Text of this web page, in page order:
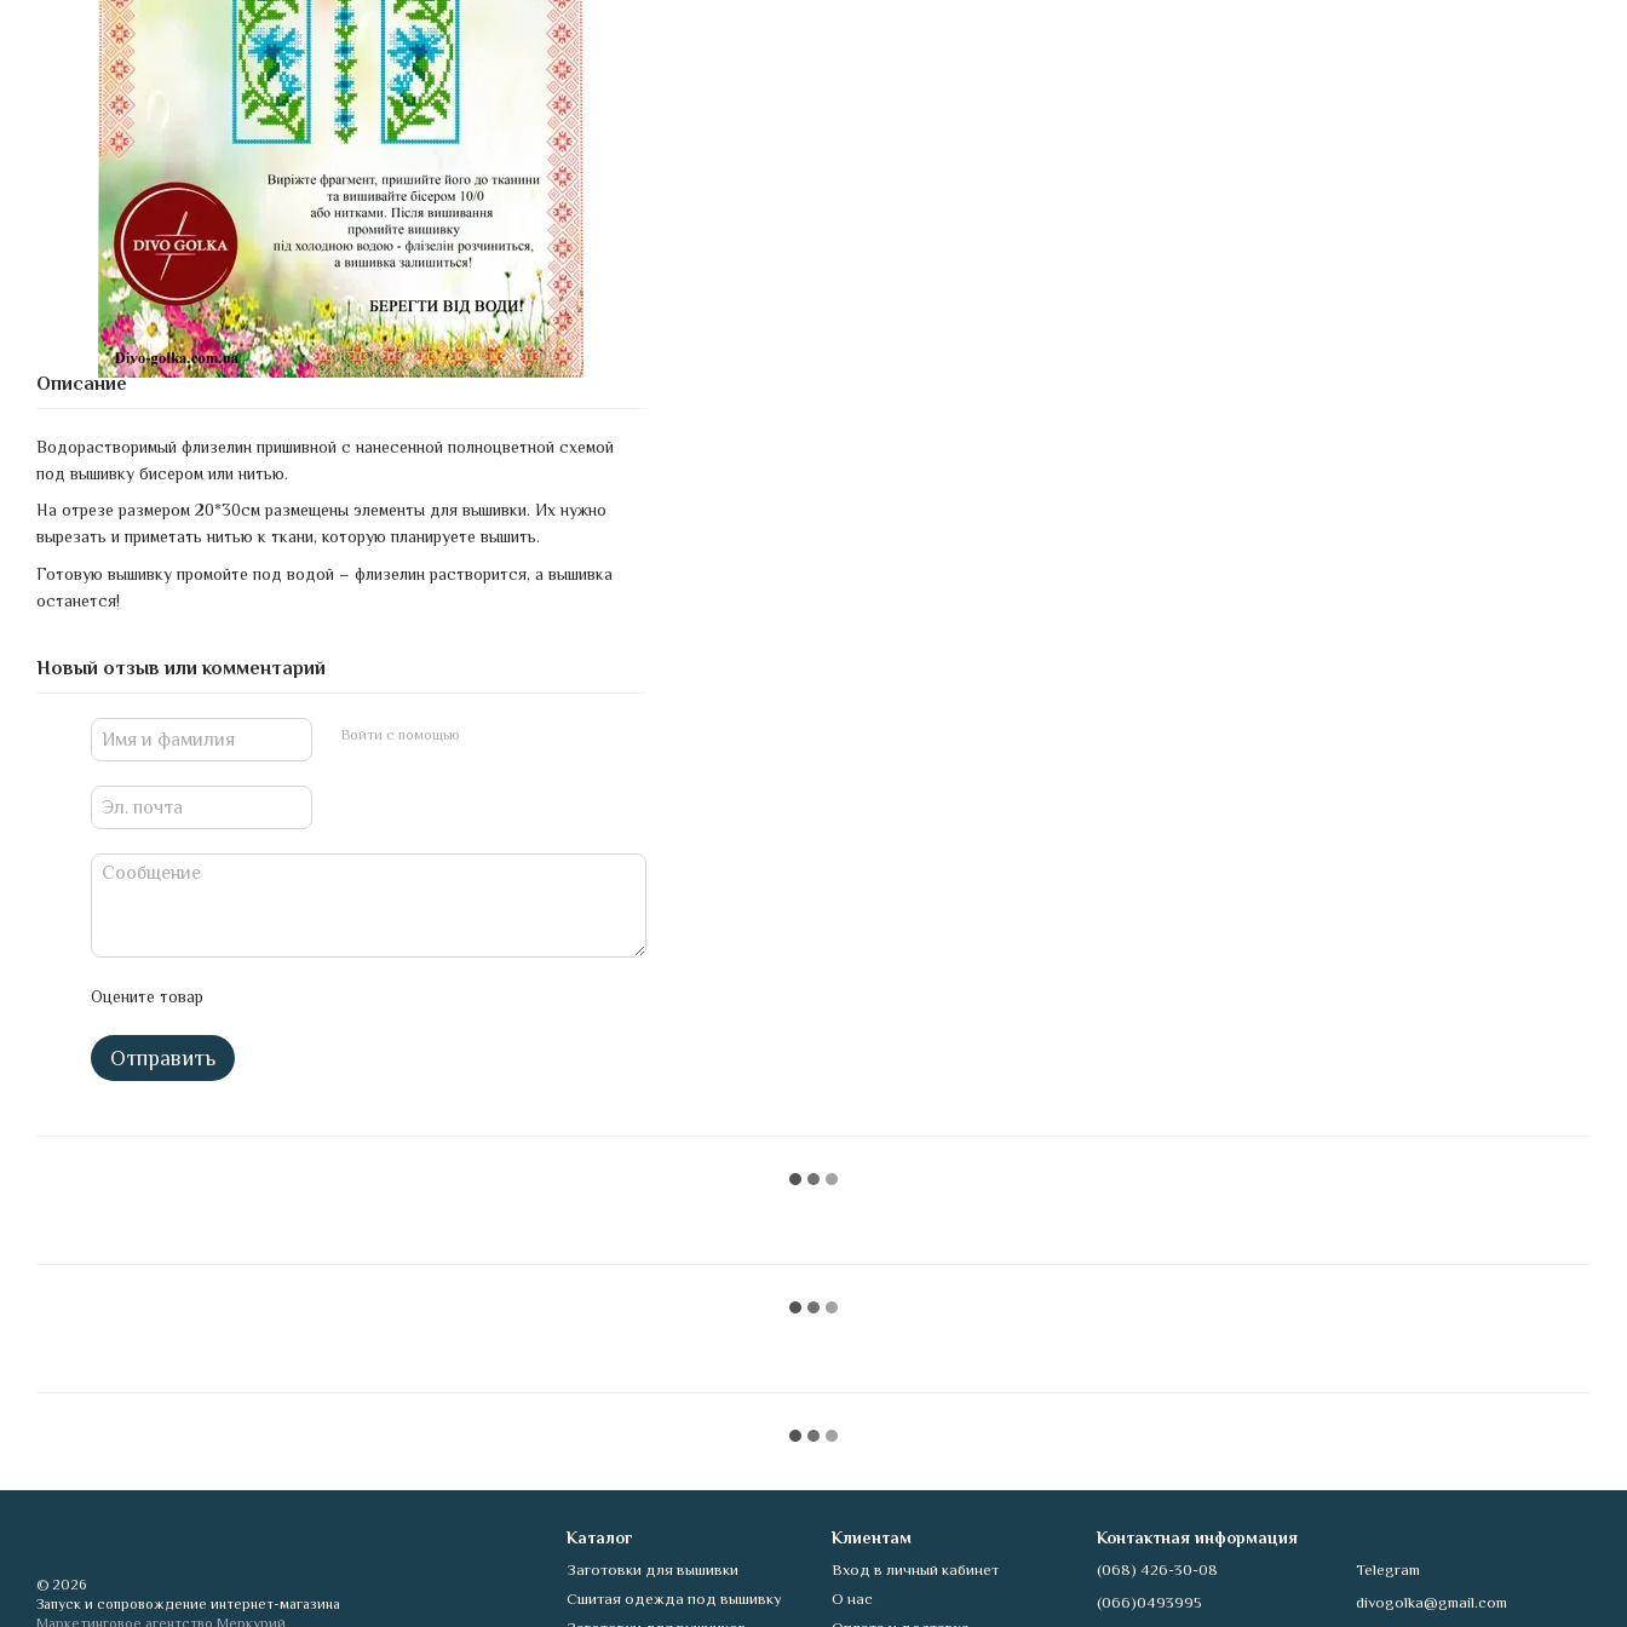
Описание
Водорастворимый флизелин пришивной с нанесенной полноцветной схемой
под вышивку бисером или нитью.
На отрезе размером 20*30см размещены элементы для вышивки. Их нужно
вырезать и приметать нитью к ткани, которую планируете вышить.
Готовую вышивку промойте под водой – флизелин растворится, а вышивка
останется!
Новый отзыв или комментарий
Войти с помощью
Оцените товар
Отправить
© 2026
Запуск и сопровождение интернет-магазина
Маркетинговое агентство Меркурий
Каталог
Заготовки для вышивки
Сшитая одежда под вышивку
Клиентам
Вход в личный кабинет
О нас
Контактная информация
(068) 426-30-08
(066)0493995
Telegram
divogolka@gmail.com